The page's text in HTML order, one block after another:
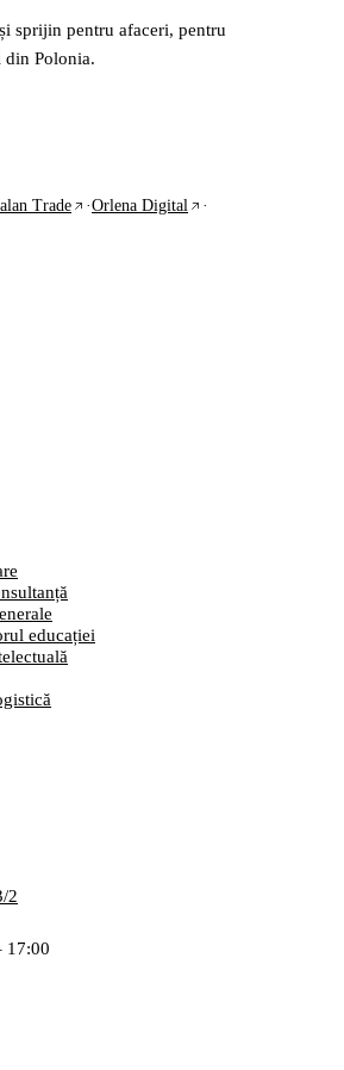
sprijin pentru afaceri, pentru
din Polonia.
Trade ·Orlena Digital
·
educației
2
17:00